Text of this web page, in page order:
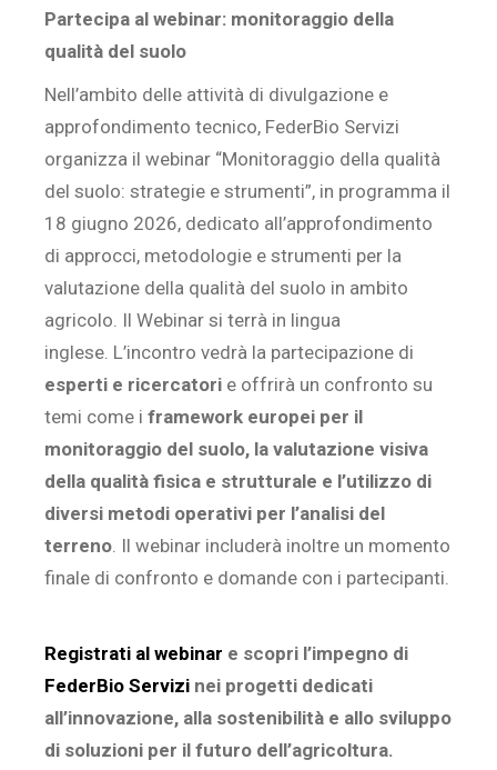
Partecipa al webinar: monitoraggio della
qualità del suolo
Nell’ambito delle attività di divulgazione e
approfondimento tecnico, FederBio Servizi
organizza il webinar “Monitoraggio della qualità
del suolo: strategie e strumenti”, in programma il
18 giugno 2026, dedicato all’approfondimento
di approcci, metodologie e strumenti per la
valutazione della qualità del suolo in ambito
agricolo. Il Webinar si terrà in lingua
inglese. L’incontro vedrà la partecipazione di
esperti e ricercatori e offrirà un confronto su
temi come iframework europei per il
monitoraggio del suolo, la valutazione visiva
della qualità fisica e strutturale e l’utilizzo di
diversi metodi operativi per l’analisi del
terreno . Il webinar includerà inoltre un momento
finale di confronto e domande con i partecipanti.
Registrati al webinar e scopri l’impegno di
FederBio Servizi nei progetti dedicati
all’innovazione, alla sostenibilità e allo sviluppo
di soluzioni per il futuro dell’agricoltura.